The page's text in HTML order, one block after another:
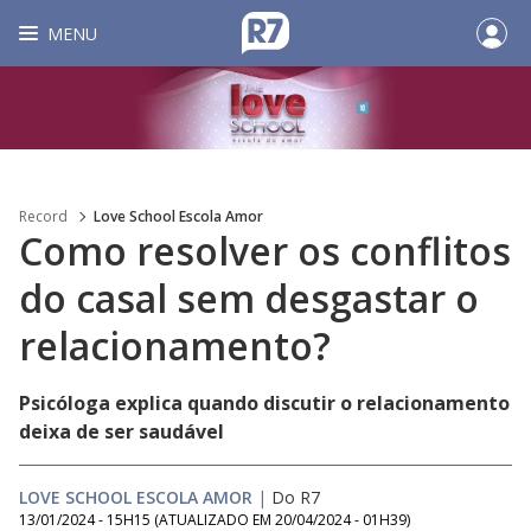
MENU
Record Love School Escola Amor
Como resolver os conflitos
do casal sem desgastar o
relacionamento?
Psicóloga explica quando discutir o relacionamento
deixa de ser saudável
LOVE SCHOOL ESCOLA AMOR | Do R7
13/01/2024 - 15H15 (ATUALIZADO EM 20/04/2024 - 01H39)